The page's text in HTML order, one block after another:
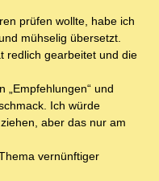
prüfen wollte, habe ich
mühselig übersetzt.
redlich gearbeitet und die
„Empfehlungen“ und
Ich würde
aber das nur am
vernünftiger